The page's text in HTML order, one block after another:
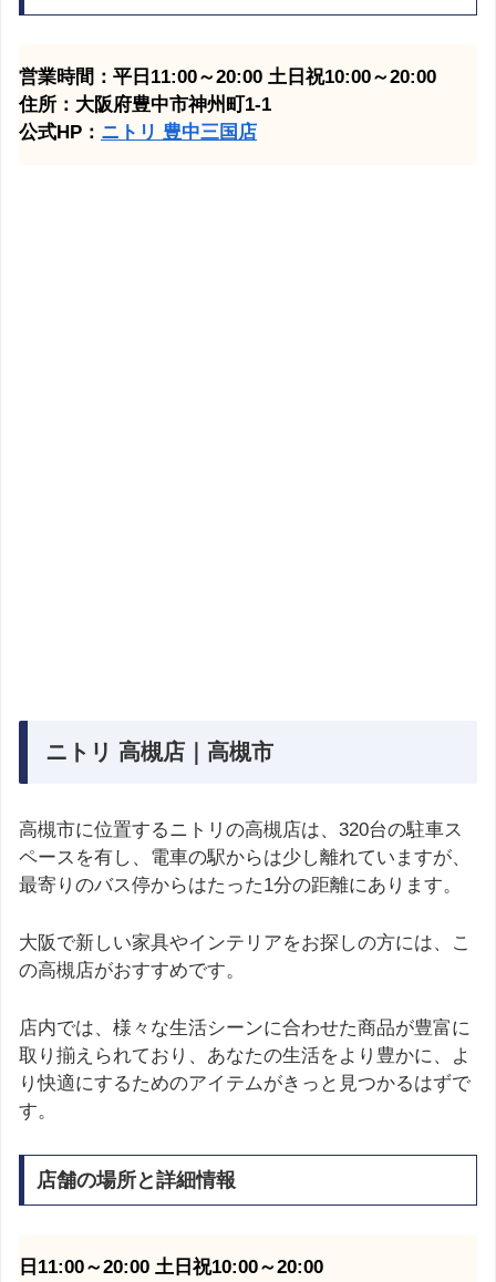
営業時間：平日11:00～20:00 土日祝10:00～20:00
住所：大阪府豊中市神州町1-1
公式HP： ニトリ 豊中三国 店
ニトリ 高槻店｜高槻市
高槻市に位置するニトリの高槻店は、320台の駐車ス
ペースを有し、電車の駅からは少し離れていますが、
最寄りのバス停からはたった1分の距離にあります。
大阪で新しい家具やインテリアをお探しの方には、こ
の高槻店がおすすめです。
店内では、様々な生活シーンに合わせた商品が豊富に
取り揃えられており、あなたの生活をより豊かに、よ
り快適にするためのアイテムがきっと見つかるはずで
す。
店舗の場所と詳細情報
日11:00～20:00 土日祝10:00～20:00